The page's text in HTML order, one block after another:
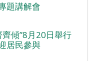
題講解會
齊傾”8月20日舉行
居民參與